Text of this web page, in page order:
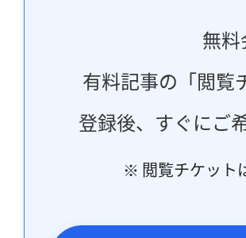
無
有料記事の「閲覧
登録後、すぐにご
※ 閲覧チケット